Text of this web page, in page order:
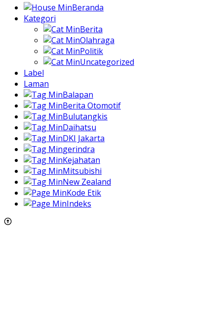
Beranda
Kategori
Berita
Olahraga
Politik
Uncategorized
Label
Laman
Balapan
Berita Otomotif
Bulutangkis
Daihatsu
DKI Jakarta
gerindra
Kejahatan
Mitsubishi
New Zealand
Kode Etik
Indeks